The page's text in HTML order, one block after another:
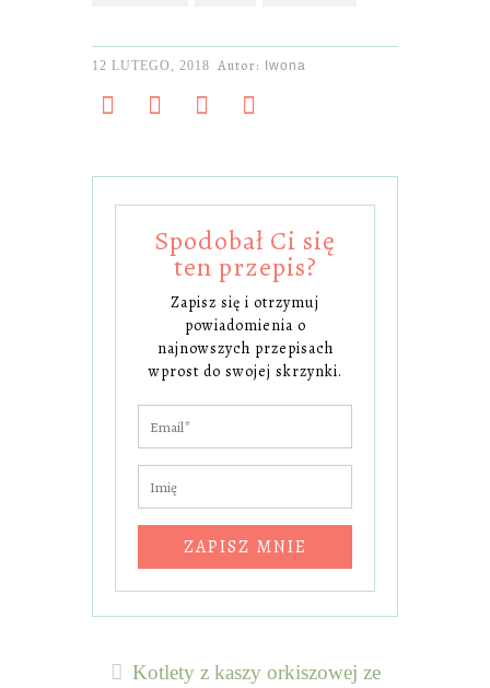
12 LUTEGO, 2018 Autor: Iwona
Spodobał Ci się
ten przepis?
Zapisz się i otrzymuj
powiadomienia o
najnowszych przepisach
wprost do swojej skrzynki.
ZAPISZ MNIE
Kotlety z kaszy orkiszowej ze